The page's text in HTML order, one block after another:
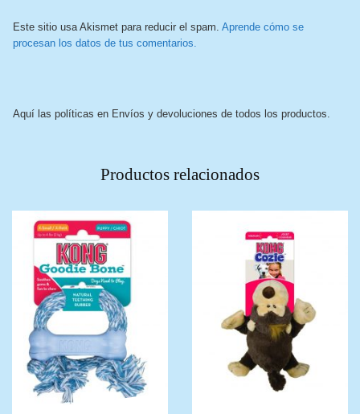
Este sitio usa Akismet para reducir el spam. Aprende cómo se
procesan los datos de tus comentarios.
Aquí las políticas en Envíos y devoluciones de todos los productos.
Productos relacionados